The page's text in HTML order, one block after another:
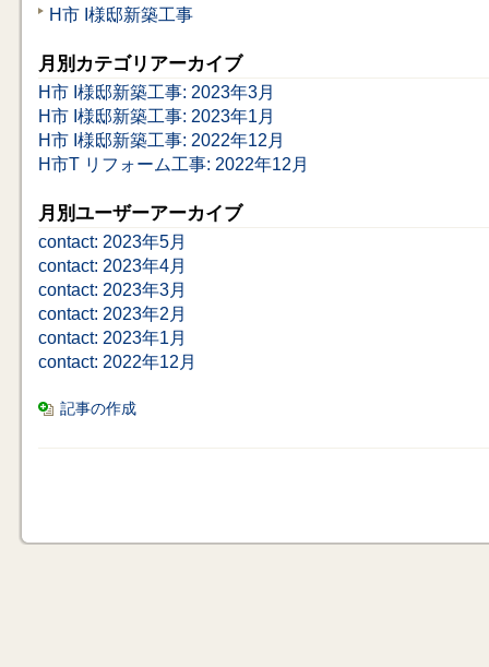
H市 I様邸新築工事
月別カテゴリアーカイブ
H市 I様邸新築工事: 2023年3月
H市 I様邸新築工事: 2023年1月
H市 I様邸新築工事: 2022年12月
H市T リフォーム工事: 2022年12月
月別ユーザーアーカイブ
contact: 2023年5月
contact: 2023年4月
contact: 2023年3月
contact: 2023年2月
contact: 2023年1月
contact: 2022年12月
記事の作成